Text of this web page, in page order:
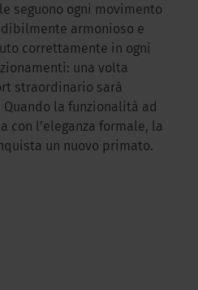
seguono ogni movimento
armonioso e
correttamente in ogni
una volta
straordinario sarà
la funzionalità ad
con l’eleganza formale, la
un nuovo primato.